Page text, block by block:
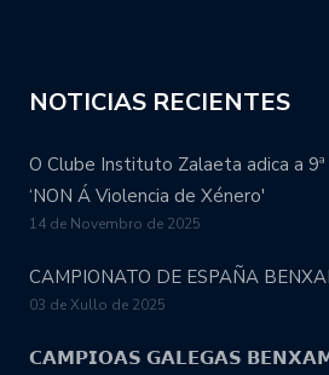
NOTICIAS RECIENTES
O Clube Instituto Zalaeta adica a 9ª
‘NON Á Violencia de Xénero'
14 de Novembro de 2025
CAMPIONATO DE ESPAÑA
03 de Xullo de 2025
𝗖𝗔𝗠𝗣𝗜𝗢𝗔𝗦 𝗚𝗔𝗟𝗘𝗚𝗔𝗦